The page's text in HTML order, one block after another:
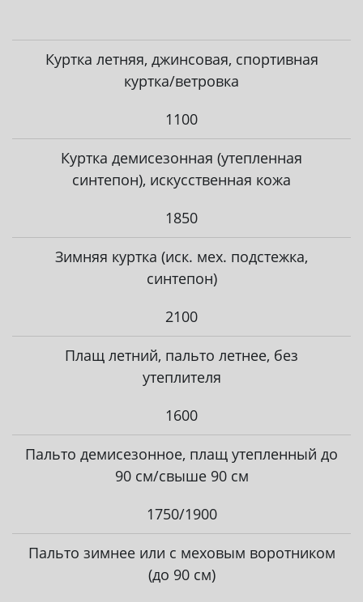
Куртка летняя, джинсовая, спортивная
куртка/ветровка
1100
Куртка демисезонная (утепленная
синтепон), искусственная кожа
1850
Зимняя куртка (иск. мех. подстежка,
синтепон)
2100
Плащ летний, пальто летнее, без
утеплителя
1600
Пальто демисезонное, плащ утепленный до
90 см/свыше 90 см
1750/1900
Пальто зимнее или с меховым воротником
(до 90 см)